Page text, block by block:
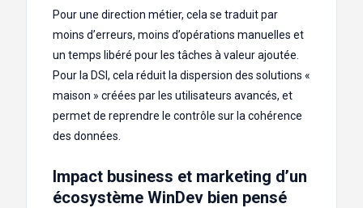
Pour une direction métier, cela se traduit par
moins d’erreurs, moins d’opérations manuelles et
un temps libéré pour les tâches à valeur ajoutée.
Pour la DSI, cela réduit la dispersion des solutions «
maison » créées par les utilisateurs avancés, et
permet de reprendre le contrôle sur la cohérence
des données.
Impact business et marketing d’un
écosystème WinDev bien pensé